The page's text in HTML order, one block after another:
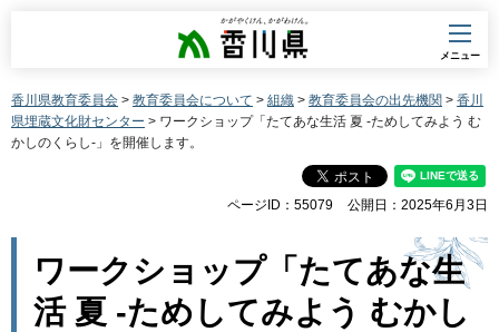
香川県
メニュー
香川県教育委員会 > 教育委員会について > 組織 > 教育委員会の出先機関 > 香川
県埋蔵文化財センター > ワークショップ「たてあな生活 夏 -ためしてみよう む
かしのくらし-」を開催します。
ページID：55079 公開日：2025年6月3日
ワークショップ「たてあな生
活 夏 -ためしてみよう むかし